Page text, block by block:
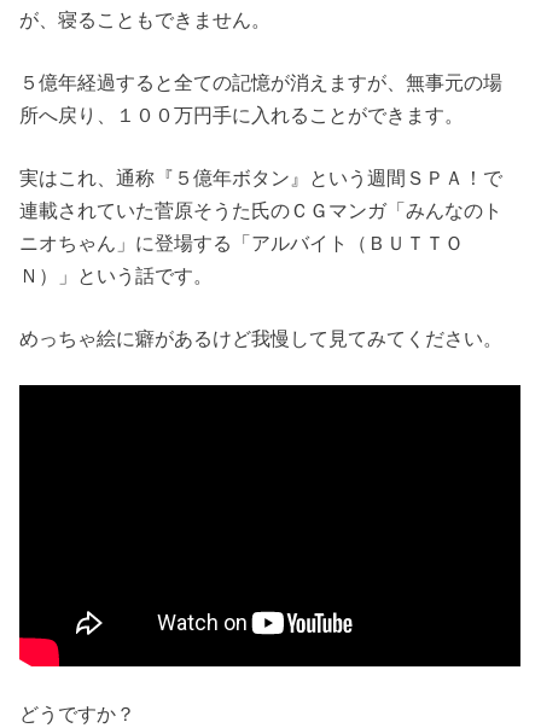
が、寝ることもできません。
５億年経過すると全ての記憶が消えますが、無事元の場
所へ戻り、１００万円手に入れることができます。
実はこれ、通称『５億年ボタン』という週間ＳＰＡ！で
連載されていた菅原そうた氏のＣＧマンガ「みんなのト
ニオちゃん」に登場する「アルバイト（ＢＵＴＴＯ
Ｎ）」という話です。
めっちゃ絵に癖があるけど我慢して見てみてください。
どうですか？